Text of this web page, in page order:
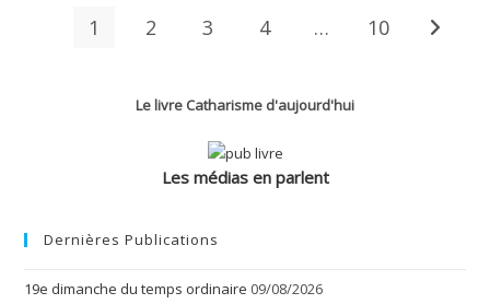
1 2 3 4 … 10 Aller à
Le livre Catharisme d'aujourd'hui
Les médias en parlent
Dernières Publications
19e dimanche du temps ordinaire 09/08/2026